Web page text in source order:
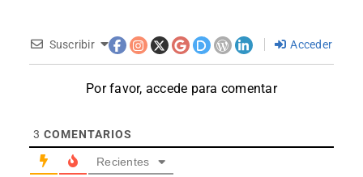
Suscribir Acceder
Por favor, accede para comentar
3 COMENTARIOS
Recientes